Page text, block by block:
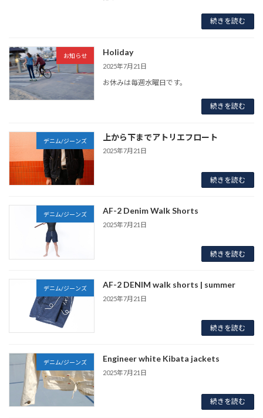
続きを読む
お知らせ Holiday
2025年7月21日
お休みは毎週水曜日です。
続きを読む
デニム/ジーンズ 上から下までアトリエフロート
2025年7月21日
続きを読む
デニム/ジーンズ AF-2 Denim Walk Shorts
2025年7月21日
続きを読む
デニム/ジーンズ AF-2 DENIM walk shorts | summer
2025年7月21日
続きを読む
デニム/ジーンズ Engineer white Kibata jackets
2025年7月21日
続きを読む